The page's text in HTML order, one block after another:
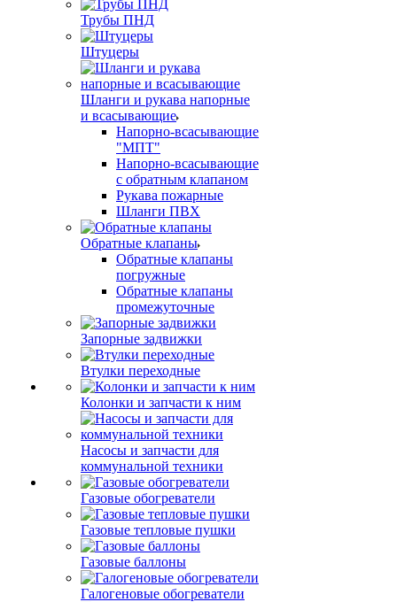
Трубы ПНД
Штуцеры
Шланги и рукава напорные
и всасывающие
Напорно-всасывающие
"МПТ"
Напорно-всасывающие
с обратным клапаном
Рукава пожарные
Шланги ПВХ
Обратные клапаны
Обратные клапаны
погружные
Обратные клапаны
промежуточные
Запорные задвижки
Втулки переходные
Колонки и запчасти к ним
Насосы и запчасти для
коммунальной техники
Газовые обогреватели
Газовые тепловые пушки
Газовые баллоны
Галогеновые обогреватели